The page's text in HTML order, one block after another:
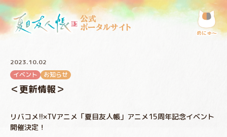
公式
ポータルサイト
めにゅ〜
2023.10.02
イベント
お知らせ
＜更新情報＞
リバコメ!!×TVアニメ「夏目友人帳」アニメ15周年記念イベント
開催決定！